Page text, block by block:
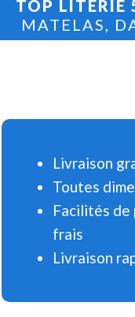
TOP LITERIE
MATELAS,
Livraison
Toutes
Facilités de
frais
Livraison